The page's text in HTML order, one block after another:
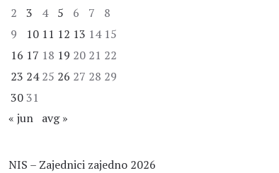
2
3 4 5 6 7
8
9
10 11 12 13 14 15
16 17 18 19 20 21 22
23 24 25 26 27 28 29
30 31
« jun avg »
NIS – Zajednici zajedno 2026